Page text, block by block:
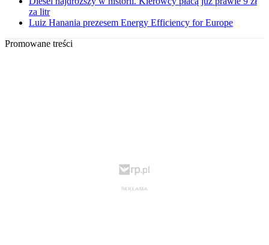
za litr
Luiz Hanania prezesem Energy Efficiency for Europe
Promowane treści